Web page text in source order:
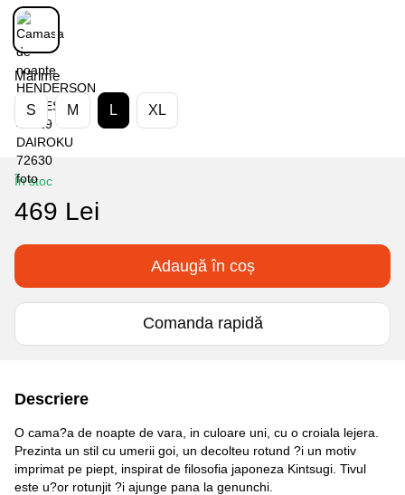
Mărime
S M L XL
În stoc
469 Lei
Adaugă în coș
Comanda rapidă
Descriere
O cama?a de noapte de vara, in culoare uni, cu o croiala lejera.
Prezinta un stil cu umerii goi, un decolteu rotund ?i un motiv
imprimat pe piept, inspirat de filosofia japoneza Kintsugi. Tivul
este u?or rotunjit ?i ajunge pana la genunchi.